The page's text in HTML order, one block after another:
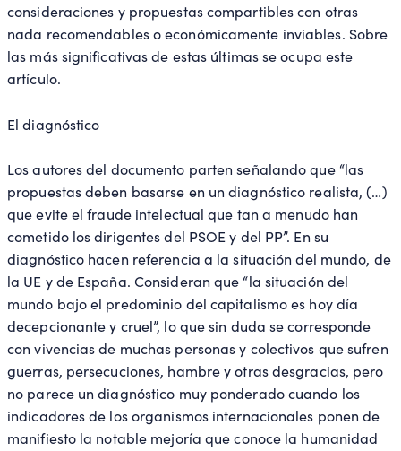
consideraciones y propuestas compartibles con otras
nada recomendables o económicamente inviables. Sobre
las más significativas de estas últimas se ocupa este
artículo.
El diagnóstico
Los autores del documento parten señalando que “las
propuestas deben basarse en un diagnóstico realista, (…)
que evite el fraude intelectual que tan a menudo han
cometido los dirigentes del PSOE y del PP”. En su
diagnóstico hacen referencia a la situación del mundo, de
la UE y de España. Consideran que “la situación del
mundo bajo el predominio del capitalismo es hoy día
decepcionante y cruel”, lo que sin duda se corresponde
con vivencias de muchas personas y colectivos que sufren
guerras, persecuciones, hambre y otras desgracias, pero
no parece un diagnóstico muy ponderado cuando los
indicadores de los organismos internacionales ponen de
manifiesto la notable mejoría que conoce la humanidad